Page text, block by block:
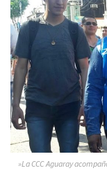
»La CCC Aguaray